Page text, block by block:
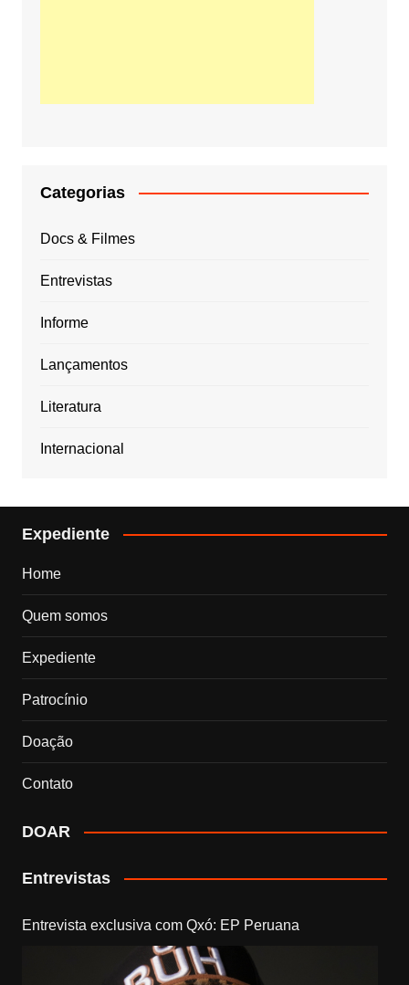
Categorias
Docs & Filmes
Entrevistas
Informe
Lançamentos
Literatura
Internacional
Expediente
Home
Quem somos
Expediente
Patrocínio
Doação
Contato
DOAR
Entrevistas
Entrevista exclusiva com Qxó: EP Peruana